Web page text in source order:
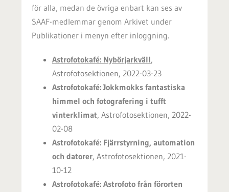
för alla, medan de övriga enbart kan ses av
SAAF-medlemmar genom Arkivet under
Publikationer i menyn efter inloggning.
Astrofotokafé: Nybörjarkväll,
Astrofotosektionen, 2022-03-23
Astrofotokafé: Jokkmokks fantastiska
himmel och fotografering i tufft
vinterklimat, Astrofotosektionen, 2022-
02-08
Astrofotokafé: Fjärrstyrning, automation
och datorer, Astrofotosektionen, 2021-
10-12
Astrofotokafé: Astrofoto från förorten